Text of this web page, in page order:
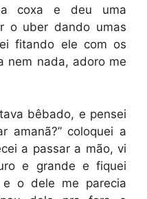
coxa e deu uma
o uber dando umas
fitando ele com os
nem nada, adoro me
bêbado, e pensei
amanã?” coloquei a
a passar a mão, vi
e grande e fiquei
o dele me parecia